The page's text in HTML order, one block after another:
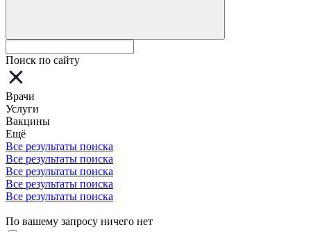
Поиск по сайту
Врачи
Услуги
Вакцины
Ещё
Все результаты поиска
Все результаты поиска
Все результаты поиска
Все результаты поиска
Все результаты поиска
По вашему запросу ничего нет